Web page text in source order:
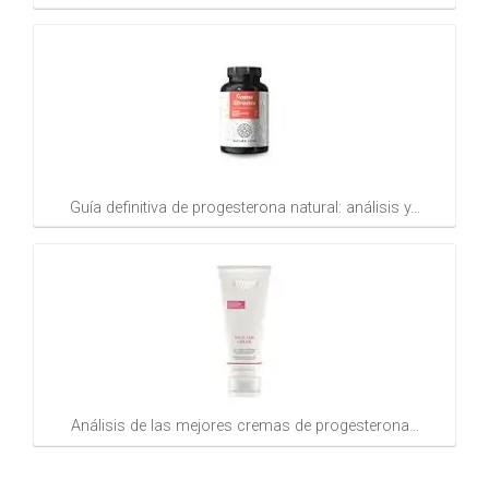
Guía definitiva de progesterona natural: análisis y…
Análisis de las mejores cremas de progesterona…